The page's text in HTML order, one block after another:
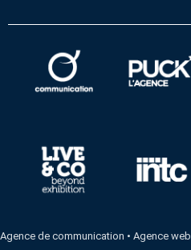
Agence de communication •Agence web